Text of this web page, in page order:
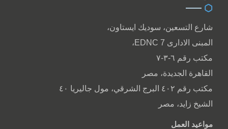
شارع التسعين، سوديك ايستاون،
المبنى الادارى EDNC 7،
مكتب رقم ٦-٣-٧
القاهرة الجديدة، مصر
مكتب رقم ٤٠٢ البرج الشرقي، مول جاليريا ٤٠
الشيخ زايد، مصر
مواعيد العمل